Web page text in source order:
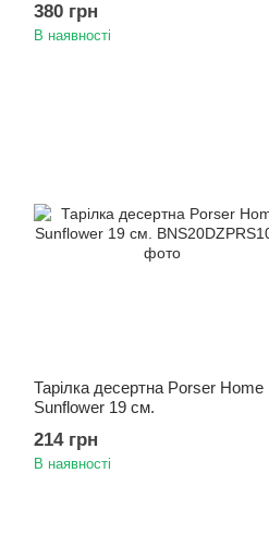
380 грн
В наявності
Тарілка десертна Porser Home
Sunflower 19 см.
214 грн
В наявності